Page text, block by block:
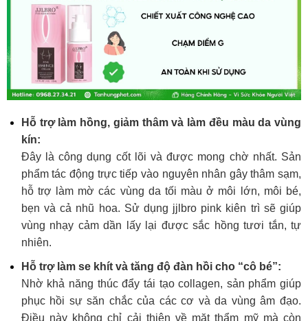
Hỗ trợ làm hồng, giảm thâm và làm đều màu da vùng
kín:
Đây là công dụng cốt lõi và được mong chờ nhất. Sản
phẩm tác động trực tiếp vào nguyên nhân gây thâm sạm,
hỗ trợ làm mờ các vùng da tối màu ở môi lớn, môi bé,
bẹn và cả nhũ hoa. Sử dụng jjlbro pink kiên trì sẽ giúp
vùng nhạy cảm dần lấy lại được sắc hồng tươi tắn, tự
nhiên.
Hỗ trợ làm se khít và tăng độ đàn hồi cho “cô bé”:
Nhờ khả năng thúc đẩy tái tạo collagen, sản phẩm giúp
phục hồi sự săn chắc của các cơ và da vùng âm đạo.
Điều này không chỉ cải thiện về mặt thẩm mỹ mà còn